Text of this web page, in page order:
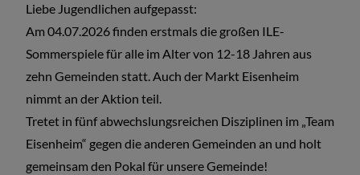
Liebe Jugendlichen aufgepasst:
Am 04.07.2026 finden erstmals die großen ILE-
Sommerspiele für alle im Alter von 12-18 Jahren aus
zehn Gemeinden statt. Auch der Markt Eisenheim
nimmt an der Aktion teil.
Tretet in fünf abwechslungsreichen Disziplinen im „Team
Eisenheim“ gegen die anderen Gemeinden an und holt
gemeinsam den Pokal für unsere Gemeinde!